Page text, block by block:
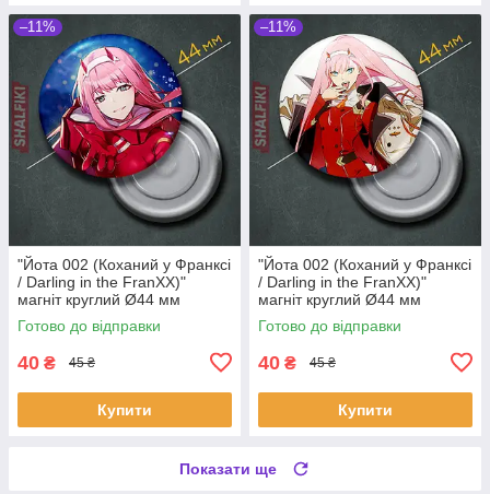
–11%
"Йота 002 (Коханий у Франксі
/ Darling in the FranXX)"
магніт круглий Ø44 мм
Готово до відправки
40 ₴ 45 ₴
Купити
–11%
"Йота 002 (Коханий у Франксі
/ Darling in the FranXX)"
магніт круглий Ø44 мм
Готово до відправки
40 ₴ 45 ₴
Купити
Показати ще